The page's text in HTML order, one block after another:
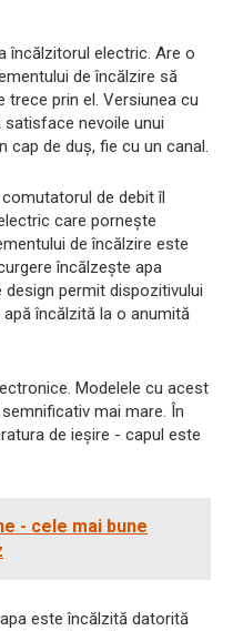
încălzitorul electric. Are o
de încălzire să
trece prin el. Versiunea cu
nevoile unui
cap de duș, fie cu un canal.
de debit îl
care pornește
de încălzire este
încălzește apa
permit dispozitivului
încălzită la o anumită
Modelele cu acest
mai mare. În
de ieșire - capul este
- cele mai bune
este încălzită datorită